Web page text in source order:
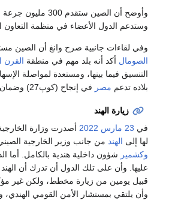
وأوضح أن الصين ستقدم 300 مليون جرعة إضافية من اللقاحات المضادة
وستدعم الدول الأعضاء في منظمة التعاون
وفي لقاءات جانبية صرح وانغ أن الصين
الصومال أكد أنه بلد مهم في منطقة القرن
التنسيق فيما بينها، ومستعدة لمواصلة
بلاده تدعم مصر في إنجاح (كوپ27) وضمان تحرك الاستجابة العالمية لتغير المناخ في الاتجاه الصحيح.
زيارة الهند
في 23 مارس 2022 أصدرت وزارة
لها إلى الهند من جانب وزير الخارجية
وكشمير شؤون داخلية هندية بالكامل. أما
عليها. وأن على تلك الدول أن تدرك أن
قبيل يومين من زيارة مخطط، ولكن غير مؤكدة،
وأن يلتقي بمستشار الأمن القومي الهندي،